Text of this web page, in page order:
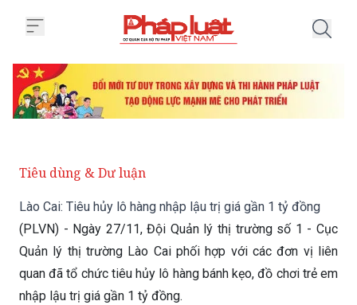
Tiêu dùng & Dư luận
Lào Cai: Tiêu hủy lô hàng nhập lậu trị giá gần 1 tỷ đồng
(PLVN) - Ngày 27/11, Đội Quản lý thị trường số 1 - Cục
Quản lý thị trường Lào Cai phối hợp với các đơn vị liên
quan đã tổ chức tiêu hủy lô hàng bánh kẹo, đồ chơi trẻ em
nhập lậu trị giá gần 1 tỷ đồng.